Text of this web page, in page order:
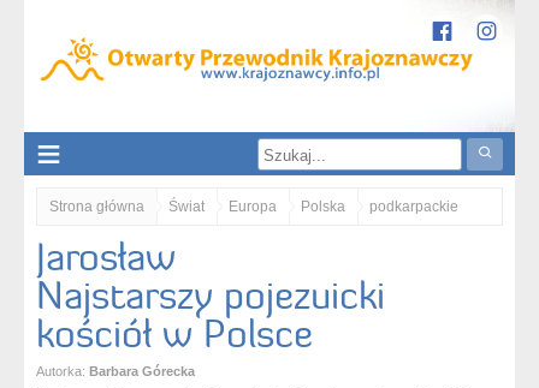
Strona główna Świat Europa Polska podkarpackie
Jarosław. Najstarszy pojezuicki kościół w Polsce
Jarosław
Najstarszy pojezuicki
kościół w Polsce
Autorka: Barbara Górecka